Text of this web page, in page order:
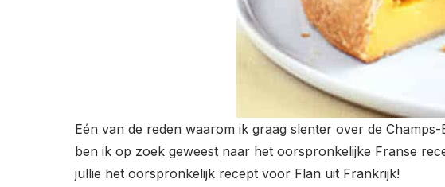
Eén van de reden waarom ik graag slenter over de
ben ik op zoek geweest naar het oorspronkelijke Franse
jullie het oorspronkelijk recept voor Flan uit Frankrijk!